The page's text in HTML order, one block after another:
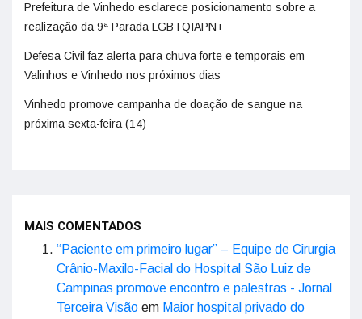
Prefeitura de Vinhedo esclarece posicionamento sobre a
realização da 9ª Parada LGBTQIAPN+
Defesa Civil faz alerta para chuva forte e temporais em
Valinhos e Vinhedo nos próximos dias
Vinhedo promove campanha de doação de sangue na
próxima sexta-feira (14)
MAIS COMENTADOS
“Paciente em primeiro lugar” – Equipe de Cirurgia
Crânio-Maxilo-Facial do Hospital São Luiz de
Campinas promove encontro e palestras - Jornal
Terceira Visão em Maior hospital privado do